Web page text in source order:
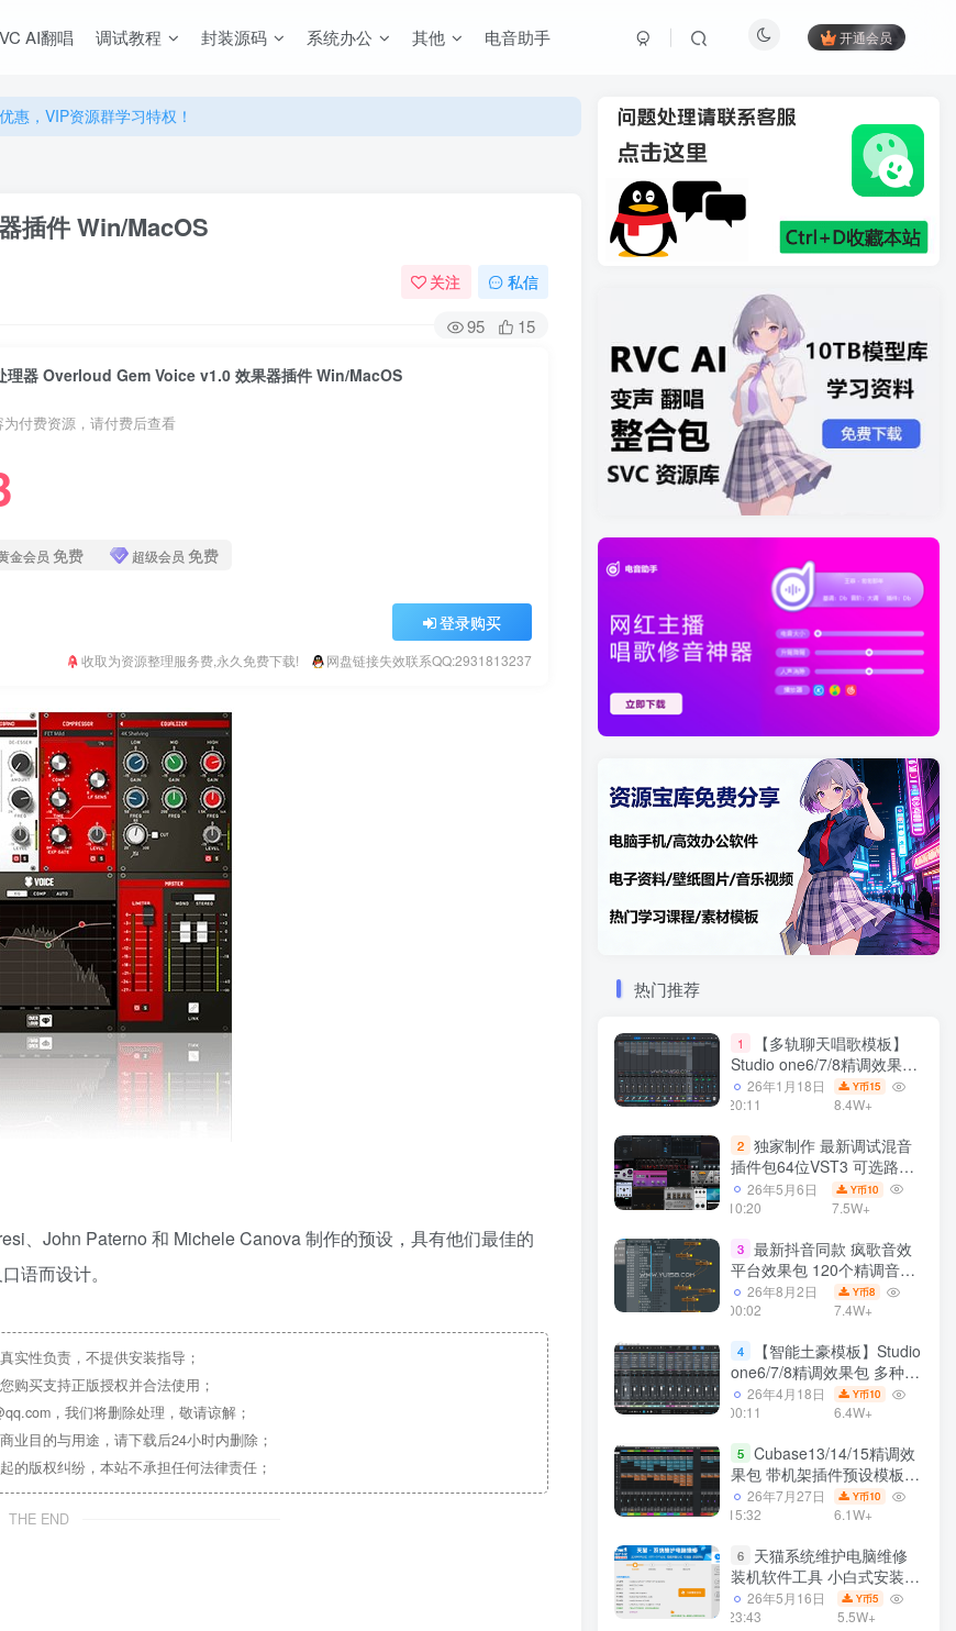
AI翻唱 调试教程 封装源码 系统办公 其他 电音助手 开通会员
，VIP资源群学习特权！
惠，VIP资源群学习特权！
插件 Win/MacOS
关注 私信
95 15
理器 Overloud Gem Voice v1.0 效果器插件 Win/MacOS
为付费资源，请付费后查看
金会员 免费 超级会员 免费
登录购买
收取为资源整理服务费,永久免费下载! 网盘链接失效联系QQ:2931813237
、John Paterno 和 Michele Canova 制作的预设，具有他们最佳的
语而设计。
实性负责，不提供安装指导；
购买支持正版授权并合法使用；
，我们将删除处理，敬请谅解；
业目的与用途，请下载后24小时内删除；
的版权纠纷，本站不承担任何法律责任；
THE END
热门推荐
1
【多轨聊天唱歌模板】
Studio one6/7/8精调效果包
多种效果模式 声卡调试好直
播预设模板
26年1月18日
20:11
Y币15
8.4W+
2 独家制作 最新调试混音
插件包64位VST3 可选路径
一键安装550个效果器合集
v3.0 WiN 支持定制
26年5月6日
10:20
Y币10
7.5W+
3 最新抖音同款 疯歌音效
平台效果包 120个精调音效
包+软件自带170个音效
+600个插件 带安装教程全
26年8月2日
00:02
Y币8
7.4W+
4
【智能土豪模板】Studio
one6/7/8精调效果包 多种效
果模式可选 声卡调试好预设
带插件全套文件
26年4月18日
00:11
Y币10
6.4W+
5 Cubase13/14/15精调效
果包 带机架插件预设模板
声卡调试好效果工程文件
26年7月27日
15:32
Y币10
6.1W+
6
天猫系统维护电脑维修
装机软件工具 小白式安装
完全一键安装系统 电脑系统
装机软件 一键重装系统
26年5月16日
23:43
Y币5
5.5W+